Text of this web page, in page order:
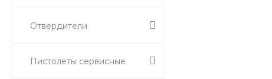
Отвердители
Пистолеты сервисные